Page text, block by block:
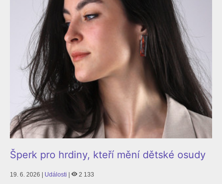
Šperk pro hrdiny, kteří mění dětské osudy
19. 6. 2026 | Události 2 133